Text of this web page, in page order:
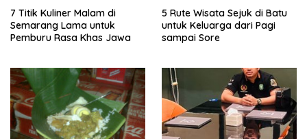
7 Titik Kuliner Malam di
Semarang Lama untuk
Pemburu Rasa Khas Jawa
5 Rute Wisata Sejuk di Batu
untuk Keluarga dari Pagi
sampai Sore